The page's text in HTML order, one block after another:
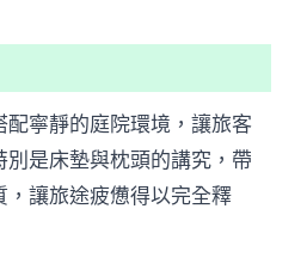
配寧靜的庭院環境，讓旅客
別是床墊與枕頭的講究，帶
，讓旅途疲憊得以完全釋